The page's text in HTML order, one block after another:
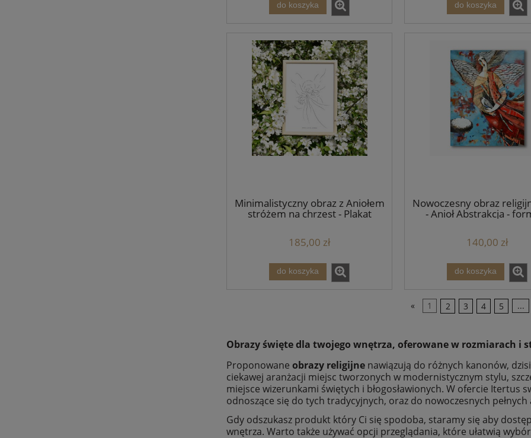
do koszyka do koszyka
Minimalistyczny obraz z Aniołem
stróżem na chrzest - Plakat
sosnowej A2
185,00 zł
do koszyka
Nowoczesny obraz
- Anioł Abstrakcja -
140,00 zł
do koszyka
« 1 2 3 4 5 ...
Obrazy święte dla twojego wnętrza, oferowane w rozmiarach i
Proponowane obrazy religijne nawiązują do różnych kanonów,
ciekawej aranżacji miejsc tworzonych w modernistycznym stylu,
miejsce wizerunkami świętych i błogosławionych. W ofercie Itertus
odnoszące się do tych tradycyjnych, oraz do nowoczesnych
Gdy odszukasz produkt który Ci się spodoba, staramy się aby
wnętrza. Warto także używać opcji przeglądania, które ułatwią